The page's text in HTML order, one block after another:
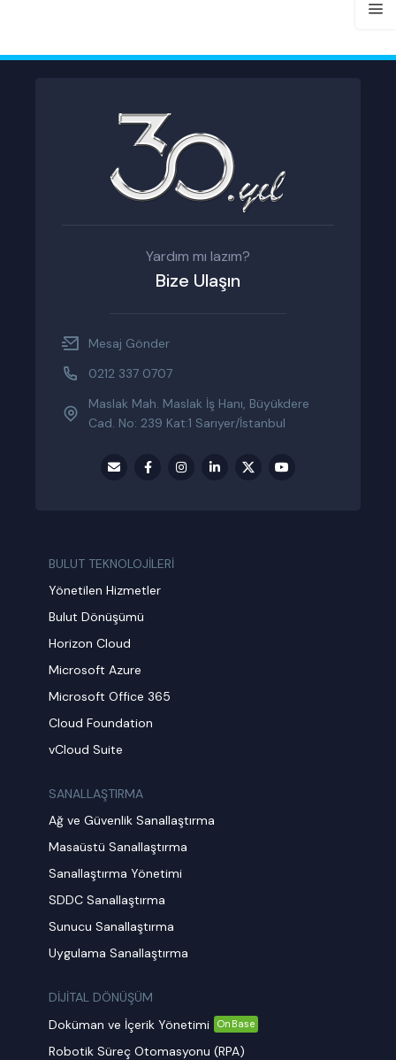
Yardım mı lazım?
Bize Ulaşın
Mesaj Gönder
0212 337 0707
Maslak Mah. Maslak İş Hanı, Büyükdere
Cad. No: 239 Kat:1 Sarıyer/İstanbul
BULUT TEKNOLOJİLERİ
Yönetilen Hizmetler
Bulut Dönüşümü
Horizon Cloud
Microsoft Azure
Microsoft Office 365
Cloud Foundation
vCloud Suite
SANALLAŞTIRMA
Ağ ve Güvenlik Sanallaştırma
Masaüstü Sanallaştırma
Sanallaştırma Yönetimi
SDDC Sanallaştırma
Sunucu Sanallaştırma
Uygulama Sanallaştırma
DİJİTAL DÖNÜŞÜM
Doküman ve İçerik Yönetimi
OnBase
Robotik Süreç Otomasyonu (RPA)